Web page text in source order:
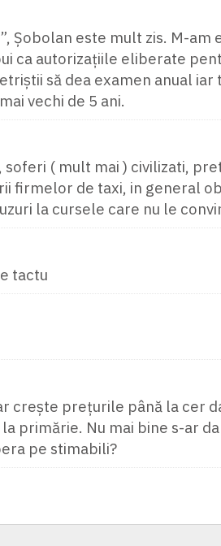
Șobolan este mult zis. M-
ca autorizațiile eliberate
să dea examen anual iar
vechi de 5 ani.
soferi ( mult mai ) civilizati,
firmelor de taxi, in general
la cursele care nu le
tactu
crește prețurile până la cer
la primărie. Nu mai bine s-ar
pe stimabili?